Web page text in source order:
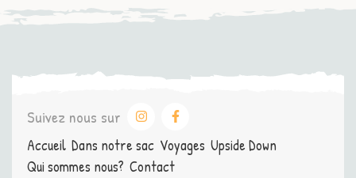
Suivez nous sur
Accueil Dans notre sac Voyages Upside Down
Qui sommes nous? Contact